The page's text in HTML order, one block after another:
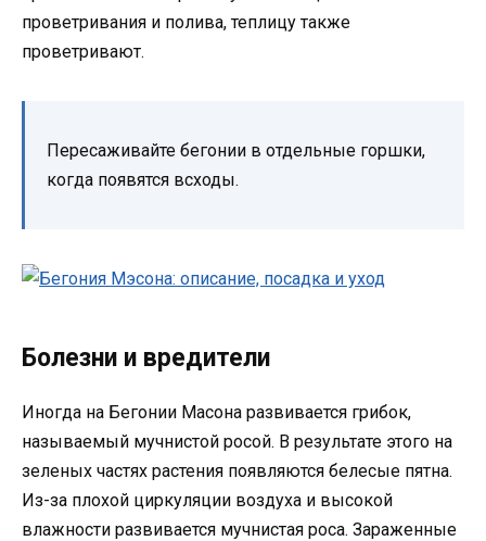
проветривания и полива, теплицу также
проветривают.
Пересаживайте бегонии в отдельные горшки,
когда появятся всходы.
Болезни и вредители
Иногда на Бегонии Масона развивается грибок,
называемый мучнистой росой. В результате этого на
зеленых частях растения появляются белесые пятна.
Из-за плохой циркуляции воздуха и высокой
влажности развивается мучнистая роса. Зараженные